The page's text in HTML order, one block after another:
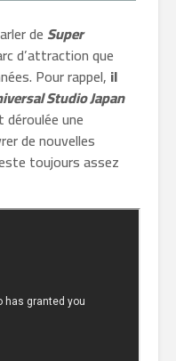
deSuper
d’attraction que
Pour rappel, il
Studio Japan
une
de nouvelles
toujours assez